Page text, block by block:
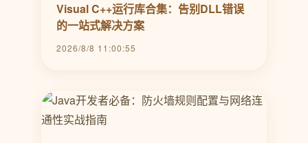
Visual C++运行库合集：告别DLL错误
的一站式解决方案
2026/8/8 11:00:55